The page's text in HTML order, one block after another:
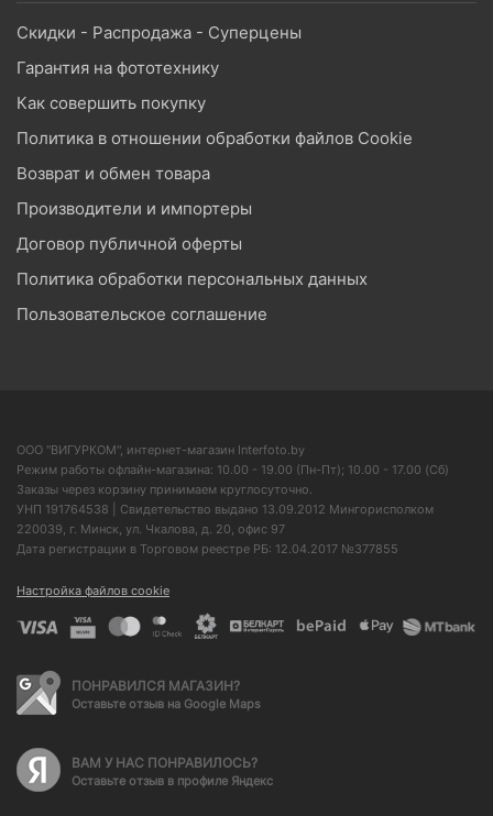
Скидки - Распродажа - Суперцены
Гарантия на фототехнику
Как совершить покупку
Политика в отношении обработки файлов Cookie
Возврат и обмен товара
Производители и импортеры
Договор публичной оферты
Политика обработки персональных данных
Пользовательское соглашение
ООО "ВИГУРКОМ", интернет-магазин Interfoto.by
Режим работы офлайн-магазина: 10.00 - 19.00 (Пн-Пт); 10.00 - 17.00 (Сб)
Заказы через корзину принимаем круглосуточно.
УНП 191764538 | Свидетельство выдано 13.09.2012 Мингорисполком
220039, г. Минск, ул. Чкалова, д. 20, офис 97
Дата регистрации в Торговом реестре РБ: 12.04.2017 №377855
Настройка файлов cookie
ПОНРАВИЛСЯ МАГАЗИН?
Оставьте отзыв на Google Maps
ВАМ У НАС ПОНРАВИЛОСЬ?
Оставьте отзыв в профиле Яндекс